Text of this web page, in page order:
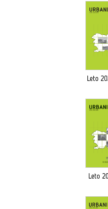
Leto
Leto